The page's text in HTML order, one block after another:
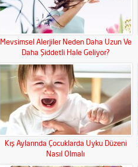
Mevsimsel Alerjiler Neden Daha Uzun Ve
Daha Şiddetli Hale Geliyor?
Kış Aylarında Çocuklarda Uyku Düzeni
Nasıl Olmalı